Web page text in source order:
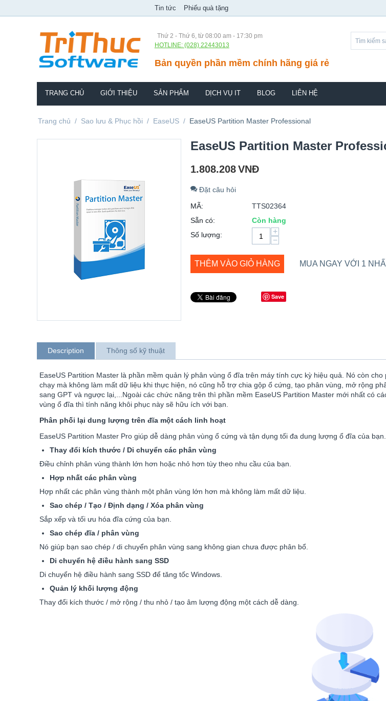
Tin tức Phiếu quà tặng
Thứ 2 - Thứ 6, từ 08:00 am - 17:30 pm
HOTLINE: (028) 22443013
Bản quyền phần mềm chính hãng giá rẻ
TRANG CHỦ GIỚI THIỆU SẢN PHẨM DỊCH VỤ IT BLOG LIÊN HỆ
Trang chủ / Sao lưu & Phục hồi / EaseUS / EaseUS Partition Master Professional
EaseUS Partition Master
1.808.208VNĐ
Đặt câu hỏi
MÃ:
TTS02364
Sẵn có:
Còn hàng
Số lượng:
+
−
THÊM VÀO GIỎ HÀNG MUA NGAY VỚI 1
Save
Description Thông số kỹ thuật
EaseUS Partition Master là phần mềm quản lý phân vùng ổ đĩa trên máy tính cực kỳ hiệu quả. Nó còn
chạy mà không làm mất dữ liệu khi thực hiện, nó cũng hỗ trợ chia gộp ổ cứng, tạo phân vùng, mở rộng
sang GPT và ngược lại,...Ngoài các chức năng trên thì phần mềm EaseUS Partition Master mới nhất có
vùng ổ đĩa thì tính năng khôi phục này sẽ hữu ích với bạn.
Phân phối lại dung lượng trên đĩa một cách linh hoạt
EaseUS Partition Master Pro giúp dễ dàng phân vùng ổ cứng và tận dụng tối đa dung lượng ổ đĩa của bạn.
Thay đổi kích thước / Di chuyển các phân vùng
Điều chỉnh phân vùng thành lớn hơn hoặc nhỏ hơn tùy theo nhu cầu của bạn.
Hợp nhất các phân vùng
Hợp nhất các phân vùng thành một phân vùng lớn hơn mà không làm mất dữ liệu.
Sao chép / Tạo / Định dạng / Xóa phân vùng
Sắp xếp và tối ưu hóa đĩa cứng của bạn.
Sao chép đĩa / phân vùng
Nó giúp bạn sao chép / di chuyển phân vùng sang không gian chưa được phân bổ.
Di chuyển hệ điều hành sang SSD
Di chuyển hệ điều hành sang SSD để tăng tốc Windows.
Quản lý khối lượng động
Thay đổi kích thước / mở rộng / thu nhỏ / tạo âm lượng động một cách dễ dàng.